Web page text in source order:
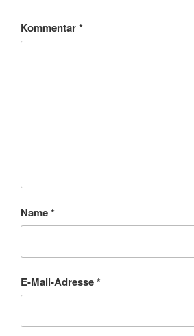
Kommentar*
Name*
E-Mail-Adresse*